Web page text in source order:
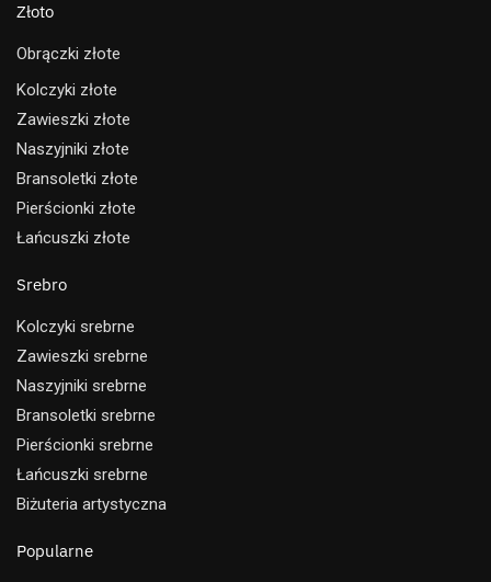
Złoto
Obrączki złote
Kolczyki złote
Zawieszki złote
Naszyjniki złote
Bransoletki złote
Pierścionki złote
Łańcuszki złote
Srebro
Kolczyki srebrne
Zawieszki srebrne
Naszyjniki srebrne
Bransoletki srebrne
Pierścionki srebrne
Łańcuszki srebrne
Biżuteria artystyczna
Popularne